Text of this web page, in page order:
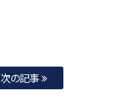
次の記事